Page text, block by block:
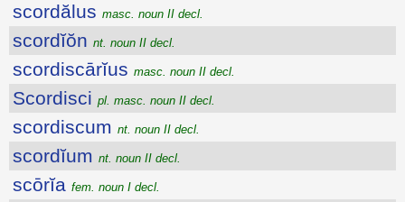
scordălus masc. noun II decl.
scordĭŏn nt. noun II decl.
scordiscārĭus masc. noun II decl.
Scordisci pl. masc. noun II decl.
scordiscum nt. noun II decl.
scordĭum nt. noun II decl.
scōrĭa fem. noun I decl.